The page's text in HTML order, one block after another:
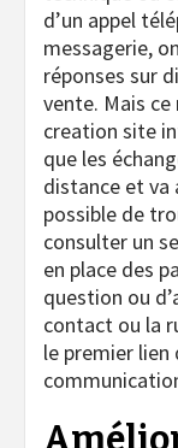
d’un appel
messagerie,
réponses sur
vente. Mais ce
creation site
que les
distance et va
possible de
consulter un
en place des
question ou
contact ou la
le premier lien